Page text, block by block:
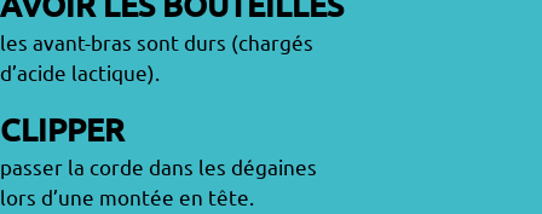
les avant-bras sont durs (chargés
d’acide lactique).
CLIPPER
passer la corde dans les dégaines
lors d’une montée en tête.